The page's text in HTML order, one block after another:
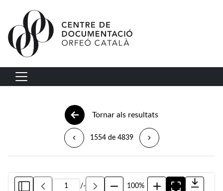
Vés al contingut
Navegació principal
Tornar als resultats
1554 de 4839
/- 100%